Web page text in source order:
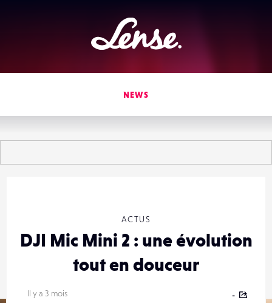
Lense
NEWS
ACTUS
DJI Mic Mini 2 : une évolution
tout en douceur
Il y a 3 mois
-